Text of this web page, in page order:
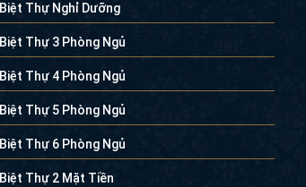
Biệt Thự Nghỉ Dưỡng
Biệt Thự 3 Phòng Ngủ
Biệt Thự 4 Phòng Ngủ
Biệt Thự 5 Phòng Ngủ
Biệt Thự 6 Phòng Ngủ
Biệt Thự 2 Mặt Tiền